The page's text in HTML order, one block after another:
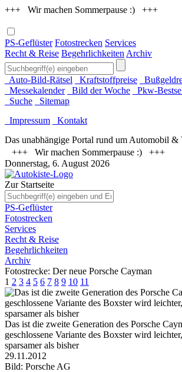
+++ Wir machen Sommerpause :) +++
PS-Geflüster Fotostrecken Services
Recht & Reise Begehrlichkeiten Archiv
Auto-Bild-Rätsel Kraftstoffpreise
Messekalender
Bild der Woche
Pkw-
Suche
Sitemap
Impressum
Kontakt
Das unabhängige Portal rund um Automobil &
+++ Wir machen Sommerpause :) +++
Donnerstag, 6. August 2026
Zur Startseite
PS-Geflüster
Fotostrecken
Services
Recht & Reise
Begehrlichkeiten
Archiv
Fotostrecke: Der neue Porsche Cayman
1 2 3 4 5 6 7 8 9 10 11
Das ist die zweite Generation des Porsche
geschlossene Variante des Boxster wird
sparsamer als bisher
29.11.2012
Bild: Porsche AG